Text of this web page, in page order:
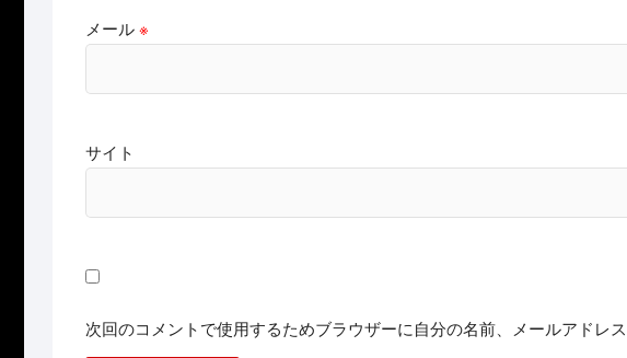
メール ※
サイト
次回のコメントで使用するためブラウザーに自分の名前、メールアドレス